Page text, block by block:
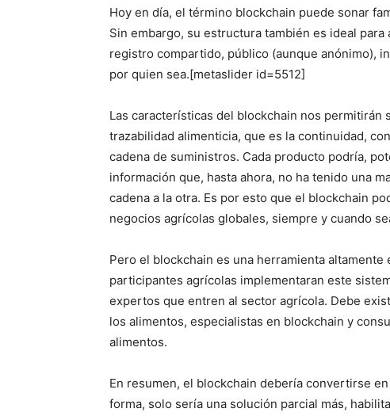
Hoy en día, el término blockchain puede sonar
Sin embargo, su estructura también es ideal
registro compartido, público (aunque anónimo),
por quien sea.[metaslider id=5512]
Las características del blockchain nos permitirán
trazabilidad alimenticia, que es la continuidad,
cadena de suministros. Cada producto podría,
información que, hasta ahora, no ha tenido una
cadena a la otra. Es por esto que el blockchain
negocios agrícolas globales, siempre y cuando
Pero el blockchain es una herramienta
participantes agrícolas implementaran este
expertos que entren al sector agrícola. Debe
los alimentos, especialistas en blockchain y
alimentos.
En resumen, el blockchain debería convertirse
forma, solo sería una solución parcial más,